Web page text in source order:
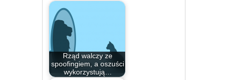
Rząd walczy ze
spoofingiem, a oszuści
wykorzystują…